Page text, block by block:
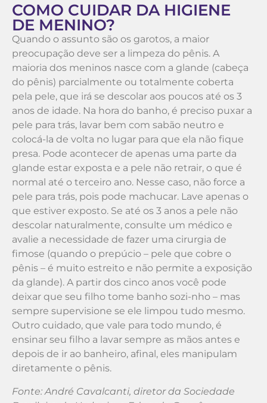
COMO CUIDAR DA HIGIENE
DE MENINO?
Quando o assunto são os garotos, a maior
preocupação deve ser a limpeza do pênis. A
maioria dos meninos nasce com a glande (cabeça
do pênis) parcialmente ou totalmente coberta
pela pele, que irá se descolar aos poucos até os 3
anos de idade. Na hora do banho, é preciso puxar a
pele para trás, lavar bem com sabão neutro e
colocá-la de volta no lugar para que ela não fique
presa. Pode acontecer de apenas uma parte da
glande estar exposta e a pele não retrair, o que é
normal até o terceiro ano. Nesse caso, não force a
pele para trás, pois pode machucar. Lave apenas o
que estiver exposto. Se até os 3 anos a pele não
descolar naturalmente, consulte um médico e
avalie a necessidade de fazer uma cirurgia de
fimose (quando o prepúcio – pele que cobre o
pênis – é muito estreito e não permite a exposição
da glande). A partir dos cinco anos você pode
deixar que seu filho tome banho sozi-nho – mas
sempre supervisione se ele limpou tudo mesmo.
Outro cuidado, que vale para todo mundo, é
ensinar seu filho a lavar sempre as mãos antes e
depois de ir ao banheiro, afinal, eles manipulam
diretamente o pênis.
Fonte: André Cavalcanti, diretor da Sociedade